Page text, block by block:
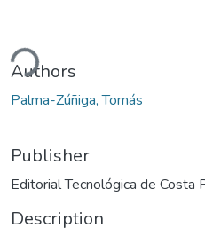
Authors
Palma-Zúñiga, Tomás
Publisher
Editorial Tecnológica de Costa
Description